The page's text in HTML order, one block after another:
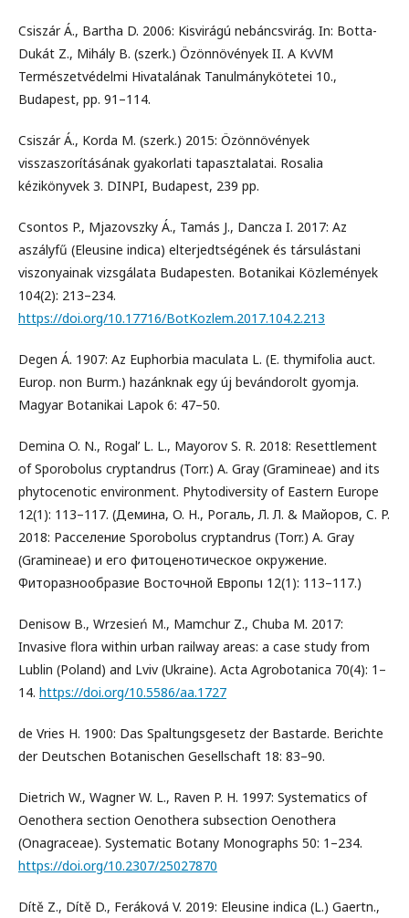
Csiszár Á., Bartha D. 2006: Kisvirágú nebáncsvirág. In: Botta-
Dukát Z., Mihály B. (szerk.) Özönnövények II. A KvVM
Természetvédelmi Hivatalának Tanulmánykötetei 10.,
Budapest, pp. 91–114.
Csiszár Á., Korda M. (szerk.) 2015: Özönnövények
visszaszorításának gyakorlati tapasztalatai. Rosalia
kézikönyvek 3. DINPI, Budapest, 239 pp.
Csontos P., Mjazovszky Á., Tamás J., Dancza I. 2017: Az
aszályfű (Eleusine indica) elterjedtségének és társulástani
viszonyainak vizsgálata Budapesten. Botanikai Közlemények
104(2): 213–234.
https://doi.org/10.17716/BotKozlem.2017.104.2.213
Degen Á. 1907: Az Euphorbia maculata L. (E. thymifolia auct.
Europ. non Burm.) hazánknak egy új bevándorolt gyomja.
Magyar Botanikai Lapok 6: 47–50.
Demina O. N., Rogal’ L. L., Mayorov S. R. 2018: Resettlement
of Sporobolus cryptandrus (Torr.) A. Gray (Gramineae) and its
phytocenotic environment. Phytodiversity of Eastern Europe
12(1): 113–117. (Демина, O. H., Рогаль, Л. Л. & Майоров, C. P.
2018: Расселение Sporobolus cryptandrus (Torr.) A. Gray
(Gramineae) и его фитоценотическое окружение.
Фиторазнообразие Восточной Европы 12(1): 113–117.)
Denisow B., Wrzesień M., Mamchur Z., Chuba M. 2017:
Invasive flora within urban railway areas: a case study from
Lublin (Poland) and Lviv (Ukraine). Acta Agrobotanica 70(4): 1–
14. https://doi.org/10.5586/aa.1727
de Vries H. 1900: Das Spaltungsgesetz der Bastarde. Berichte
der Deutschen Botanischen Gesellschaft 18: 83–90.
Dietrich W., Wagner W. L., Raven P. H. 1997: Systematics of
Oenothera section Oenothera subsection Oenothera
(Onagraceae). Systematic Botany Monographs 50: 1–234.
https://doi.org/10.2307/25027870
Dítě Z., Dítě D., Feráková V. 2019: Eleusine indica (L.) Gaertn.,